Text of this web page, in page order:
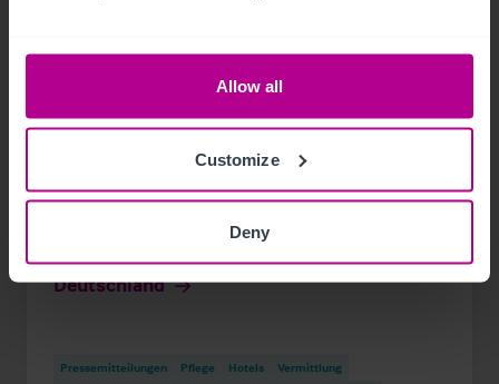
Allow all
Customize
Deny
Deutschland
Pressemitteilungen Pflege Hotels
Vermittlung